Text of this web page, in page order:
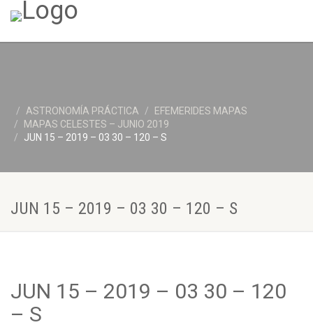
ASTRONOMÍA PRÁCTICA
EFEMERIDES MAPAS
MAPAS CELESTES – JUNIO 2019
JUN 15 – 2019 – 03 30 – 120 – S
JUN 15 – 2019 – 03 30 – 120 – S
JUN 15 – 2019 – 03 30 – 120
– S